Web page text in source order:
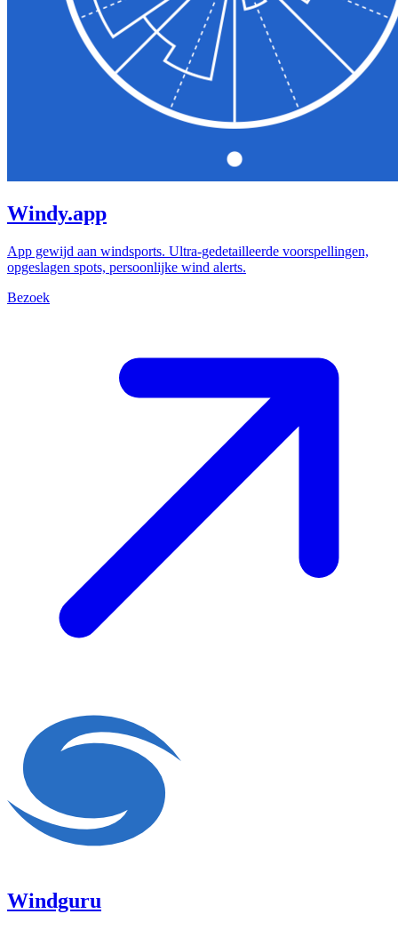
Windy.app
App gewijd aan windsports. Ultra-gedetailleerde voorspellingen,
opgeslagen spots, persoonlijke wind alerts.
Bezoek
Windguru